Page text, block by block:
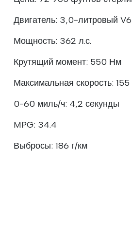
Двигатель: 3,0-литровый
Мощность: 362 л.с.
Крутящий момент: 550 Нм
Максимальная скорость:
0-60 миль/ч: 4,2 секунды
MPG: 34.4
Выбросы: 186 г/км